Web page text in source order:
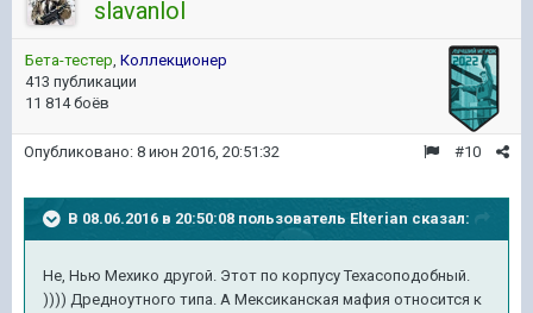
slavanlol
Бета-тестер Коллекционер
413 публикации
11 814 боёв
#10
Опубликовано: 8 июн 2016, 20:51:32
В 08.06.2016 в 20:50:08 пользователь Elterian сказал:
Не, Нью Мехико другой. Этот по корпусу Техасоподобный.
)))) Дредноутного типа. А Мексиканская мафия относится к